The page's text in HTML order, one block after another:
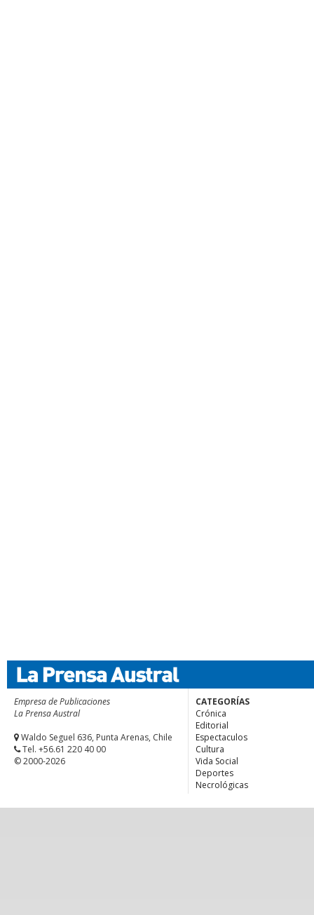
Empresa de Publicaciones
La Prensa Austral
Waldo Seguel 636, Punta Arenas, Chile
Tel. +56.61 220 40 00
© 2000-2026
CATEGORÍAS
Crónica
Editorial
Espectaculos
Cultura
Vida Social
Deportes
Necrológicas